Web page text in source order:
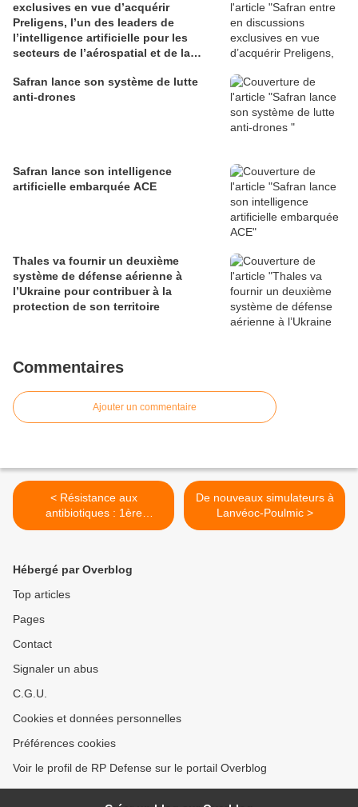
exclusives en vue d’acquérir
Preligens, l’un des leaders de
l’intelligence artificielle pour les
secteurs de l’aérospatial et de la
Safran lance son système de lutte
anti-drones
Safran lance son intelligence
artificielle embarquée ACE
Thales va fournir un deuxième
système de défense aérienne à
l’Ukraine pour contribuer à la
protection de son territoire
Commentaires
Ajouter un commentaire
< Résistance aux
antibiotiques : 1ère
mondiale pour les grands
De nouveaux simulateurs à
Lanvéoc-Poulmic >
Hébergé par Overblog
Top articles
Pages
Contact
Signaler un abus
C.G.U.
Cookies et données personnelles
Préférences cookies
Voir le profil de RP Defense sur le portail Overblog